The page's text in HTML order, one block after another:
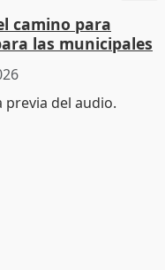
camino para
las municipales